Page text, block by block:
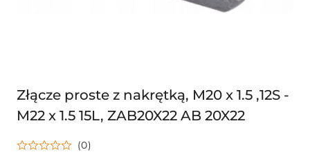
Złącze proste z nakrętką, M20 x 1.5 ,12S -
M22 x 1.5 15L, ZAB20X22 AB 20X22
(0)